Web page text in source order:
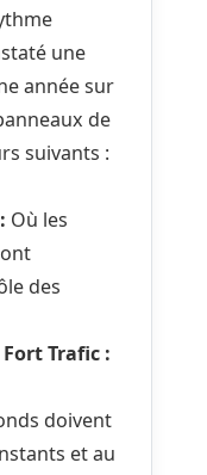
une
année sur
de
suivants :
Où les
des
Trafic :
doivent
et au